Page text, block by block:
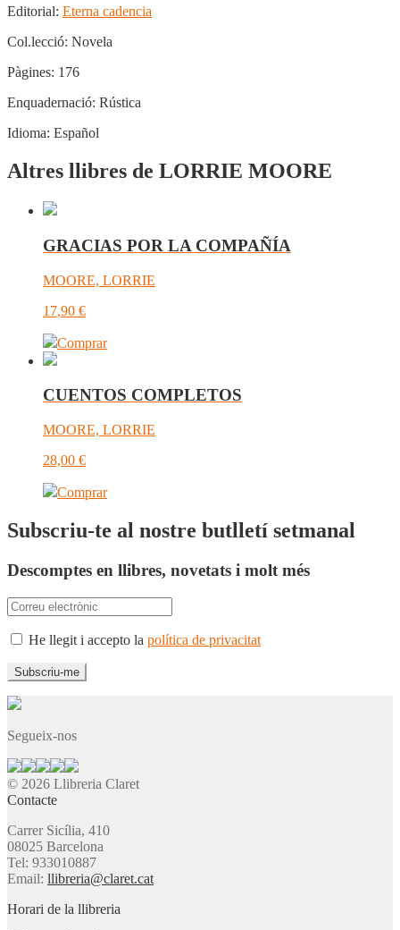
Editorial: Eterna cadencia
Col.lecció: Novela
Pàgines: 176
Enquadernació: Rústica
Idioma: Español
Altres llibres de LORRIE MOORE
GRACIAS POR LA COMPAÑÍA
MOORE, LORRIE
17,90 €
Comprar
CUENTOS COMPLETOS
MOORE, LORRIE
28,00 €
Comprar
Subscriu-te al nostre butlletí setmanal
Descomptes en llibres, novetats i molt més
He llegit i accepto la política de privacitat
Segueix-nos
© 2026 Llibreria Claret
Contacte
Carrer Sicília, 410
08025 Barcelona
Tel: 933010887
Email: llibreria@claret.cat
Horari de la llibreria